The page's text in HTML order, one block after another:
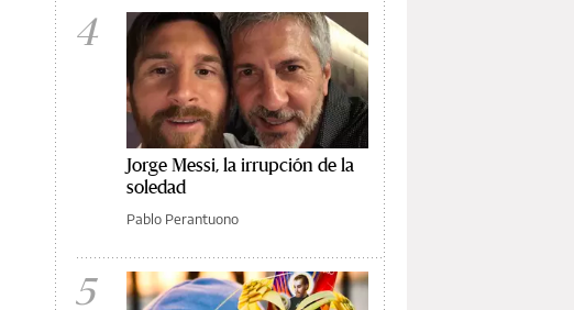
4
Jorge Messi, la irrupción de la
soledad
Pablo Perantuono
5